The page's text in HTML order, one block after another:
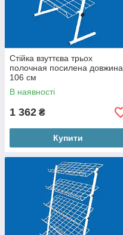
Стійка взуттєва трьох
полочная посилена довжина
106 см
В наявності
1 362 ₴
Купити